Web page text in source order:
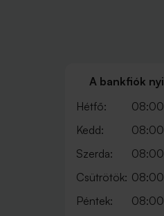
A bankfiók
Hétfő:
Kedd:
Szerda:
Csütrötök:
Péntek: